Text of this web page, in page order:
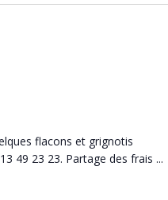
flacons et grignotis
49 23 23. Partage des frais ...